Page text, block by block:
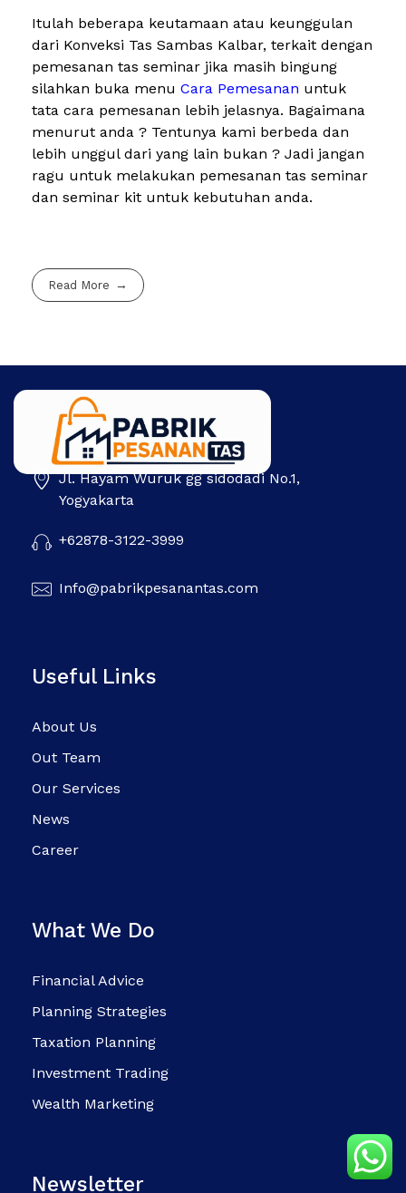
Itulah beberapa keutamaan atau keunggulan
dari Konveksi Tas Sambas Kalbar, terkait dengan
pemesanan tas seminar jika masih bingung
silahkan buka menu Cara Pemesanan untuk
tata cara pemesanan lebih jelasnya. Bagaimana
menurut anda ? Tentunya kami berbeda dan
lebih unggul dari yang lain bukan ? Jadi jangan
ragu untuk melakukan pemesanan tas seminar
dan seminar kit untuk kebutuhan anda.
Read More
Pabrik Pesanan Tas Jl. Hayam Wuruk gg sidodadi No.1,
Yogyakarta
+62878-3122-3999
Info@pabrikpesanantas.com
Useful Links
About Us
Out Team
Our Services
News
Career
What We Do
Financial Advice
Planning Strategies
Taxation Planning
Investment Trading
Wealth Marketing
Newsletter